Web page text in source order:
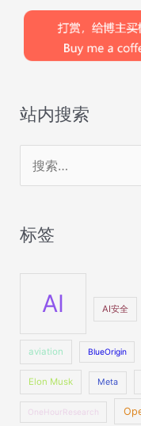
站内搜索
索
标签
AI AI安全
aviation BlueOrigin
Elon Musk Meta
OneHourResearch